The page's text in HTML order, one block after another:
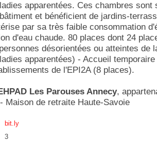
apparentées. Ces chambres sont
et bénéficient de jardins-
par sa très faible consommation
d'eau chaude. 80 places dont 24
désorientées ou atteintes de
apparentées) - Accueil
de l'EPI2A (8 places).
Les Parouses Annecy,
Maison de retraite Haute-Savoie
bit.ly
3